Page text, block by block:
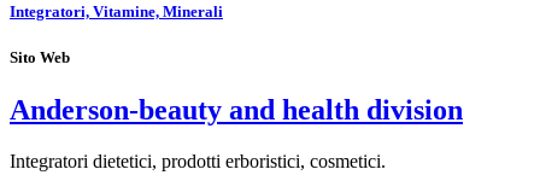
Integratori, Vitamine, Minerali
Sito Web
Anderson-beauty and health division
Integratori dietetici, prodotti erboristici, cosmetici.